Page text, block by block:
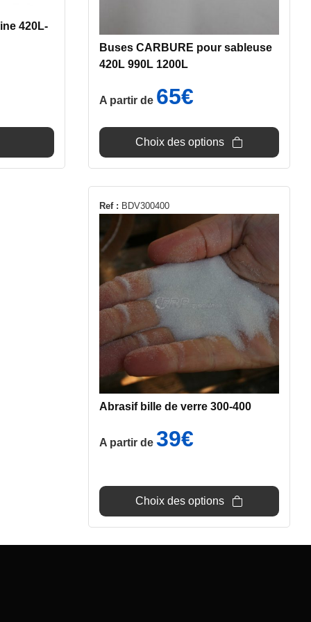
420L-
Buses CARBURE pour sableuse
420L 990L 1200L
A partir de 65€
Choix des options
page
du
Ref : BDV300400
Abrasif bille de verre 300-400
A partir de39€
Choix des options
Ce
produit
a
plusieurs
variations.
Les
options
peuvent
être
choisies
sur
page
produit